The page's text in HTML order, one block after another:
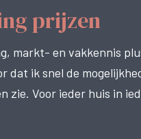
prijzen
markt- en vakkennis
ik snel de
zie. Voor ieder huis in